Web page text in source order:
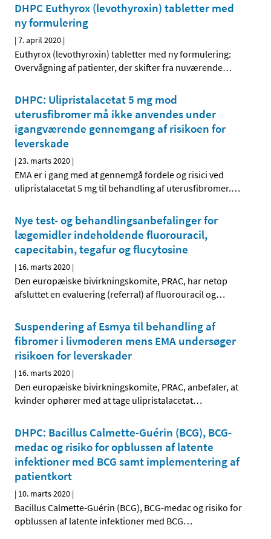
DHPC Euthyrox (levothyroxin) tabletter med
ny formulering
|7. april 2020 |
Euthyrox (levothyroxin) tabletter med ny formulering:
Overvågning af patienter, der skifter fra nuværende…
DHPC: Ulipristalacetat 5 mg mod
uterusfibromer må ikke anvendes under
igangværende gennemgang af risikoen for
leverskade
|23. marts 2020 |
EMA er i gang med at gennemgå fordele og risici ved
ulipristalacetat 5 mg til behandling af uterusfibromer.…
Nye test- og behandlingsanbefalinger for
lægemidler indeholdende fluorouracil,
capecitabin, tegafur og flucytosine
| 16. marts 2020 |
Den europæiske bivirkningskomite, PRAC, har netop
afsluttet en evaluering (referral) af fluorouracil og…
Suspendering af Esmya til behandling af
fibromer i livmoderen mens EMA undersøger
risikoen for leverskader
| 16. marts 2020 |
Den europæiske bivirkningskomite, PRAC, anbefaler, at
kvinder ophører med at tage ulipristalacetat…
DHPC: Bacillus Calmette-Guérin (BCG), BCG-
medac og risiko for opblussen af latente
infektioner med BCG samt implementering af
patientkort
| 10. marts 2020 |
Bacillus Calmette-Guérin (BCG), BCG-medac og risiko for
opblussen af latente infektioner med BCG…